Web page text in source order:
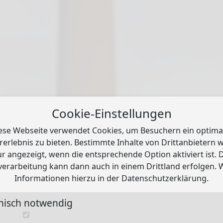
Komplettsanierung in NRW und Umgebung
in
Cookie-Einstellungen
Webseite verwendet Cookies, um Besuchern ein
zu bieten. Bestimmte Inhalte von Drittanbietern
angezeigt, wenn die entsprechende Option aktiviert ist.
kann dann auch in einem Drittland erfolgen.
Informationen hierzu in der Datenschutzerklärung.
notwendig